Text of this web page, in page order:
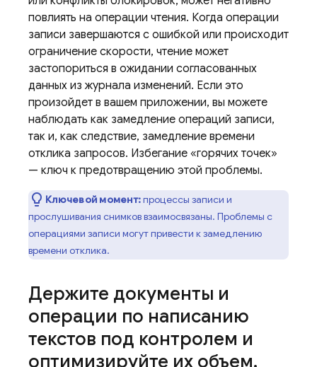
повлиять на операции чтения. Когда операции
записи завершаются с ошибкой или происходит
ограничение скорости, чтение может
застопориться в ожидании согласованных
данных из журнала изменений. Если это
произойдет в вашем приложении, вы можете
наблюдать как замедление операций записи,
так и, как следствие, замедление времени
отклика запросов. Избегание «горячих точек»
— ключ к предотвращению этой проблемы.
Ключевой момент:процессы записи и
прослушивания снимков взаимосвязаны. Проблемы с
операциями записи могут привести к замедлению
времени отклика.
Держите документы и
операции по написанию
текстов под контролем и
оптимизируйте их объем.